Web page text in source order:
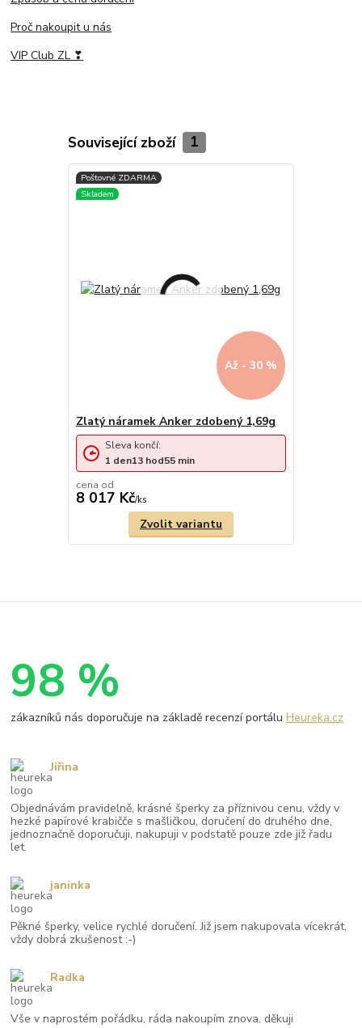
Proč nakoupit u nás
VIP Club ZL ❣
Související zboží 1
Až - 30 %
Zlatý náramek Anker zdobený 1,69g
cena od
8 017 Kč/ks
Sleva končí:
1 den13 hod55 min
Zvolit variantu
98 %
zákazníků nás doporučuje na základě recenzí portáluHeureka.cz
Objednávám pravidelně, krásné šperky za příznivou cenu, vždy v
hezké papírové krabičče s mašličkou, doručení do druhého dne,
jednoznačně doporučuji, nakupuji v podstatě pouze zde již řadu
let.
Jiřina
Pěkné šperky, velice rychlé doručení. Již jsem nakupovala vícekrát,
vždy dobrá zkušenost :-)
janinka
Vše v naprostém pořádku, ráda nakoupím znova. děkuji
Radka